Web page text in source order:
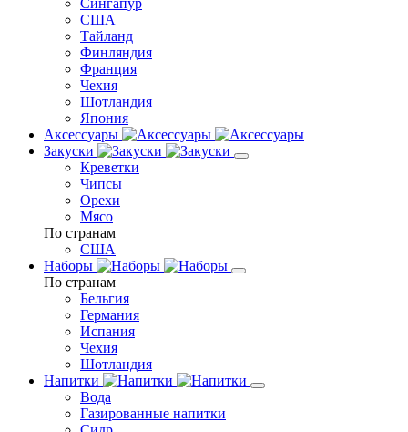
Сингапур
США
Тайланд
Финляндия
Франция
Чехия
Шотландия
Япония
Аксессуары
Закуски
Креветки
Чипсы
Орехи
Мясо
По странам
США
Наборы
По странам
Бельгия
Германия
Испания
Чехия
Шотландия
Напитки
Вода
Газированные напитки